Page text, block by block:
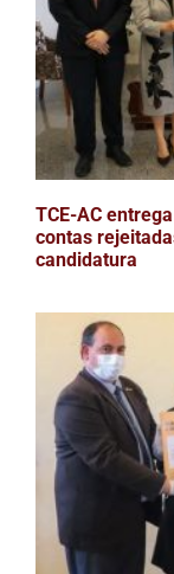
TCE-AC
contas
candidatura